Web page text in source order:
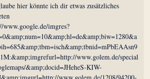
hier könnte ich dir etwas zusätzliches
www.google.de/imgres?
www.golem.de/special
&amp;docid=JHeheS-KIW-